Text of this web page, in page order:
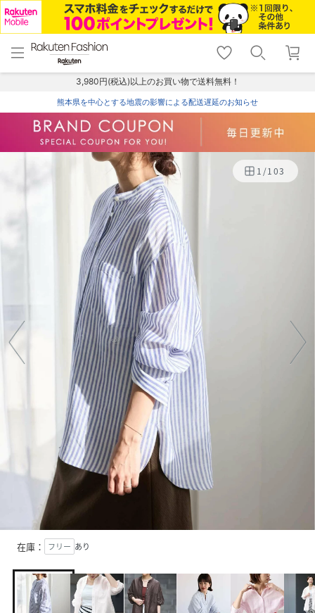
menu home
トップ
shopping_cart lock_outline
ログイン
3,980円(税込)以上のお買い物で送料無料！
熊本県を中心とする地震の影響による配送遅延のお知らせ
1 /103
在庫： フリー あり